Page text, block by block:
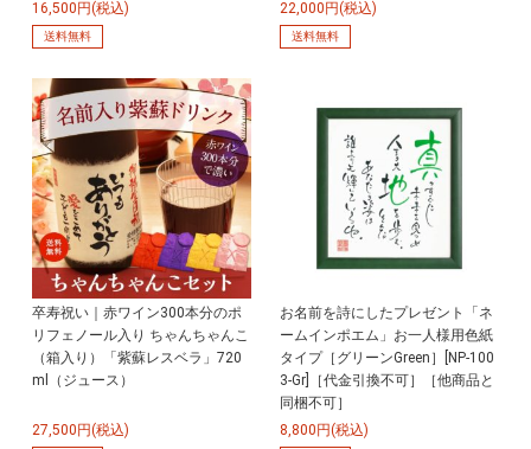
16,500円(税込)
送料無料
22,000円(税込)
送料無料
卒寿祝い｜赤ワイン300本分のポ
リフェノール入り ちゃんちゃんこ
（箱入り）「紫蘇レスベラ」720
ml（ジュース）
27,500円(税込)
お名前を詩にしたプレゼント「ネ
ームインポエム」お一人様用色紙
タイプ［グリーンGreen］[NP-100
3-Gr]［代金引換不可］［他商品と
同梱不可］
8,800円(税込)